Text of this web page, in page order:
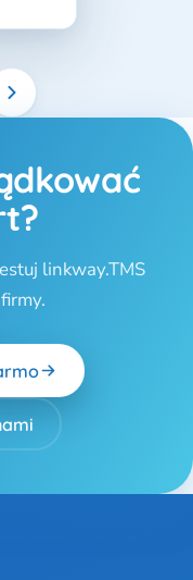
linkway.TMS